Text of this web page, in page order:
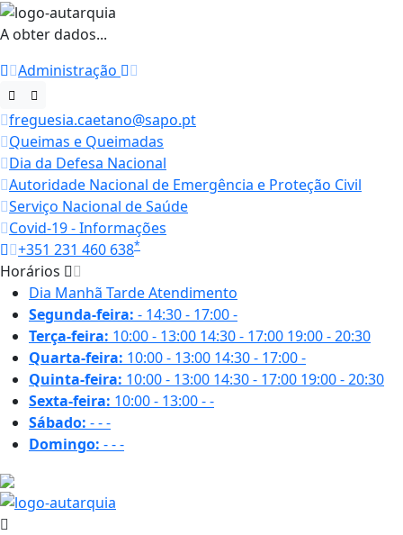
A obter dados...
Administração
freguesia.caetano@sapo.pt
Queimas e Queimadas
Dia da Defesa Nacional
Autoridade Nacional de Emergência e Proteção Civil
Serviço Nacional de Saúde
Covid-19 - Informações
+351 231 460 638*
Horários
Dia Manhã TardeAtendimento
Segunda-feira: - 14:30 - 17:00-
Terça-feira: 10:00 - 13:00 14:30 - 17:00 19:00 - 20:30
Quarta-feira: 10:00 - 13:00 14:30 - 17:00-
Quinta-feira: 10:00 - 13:00 14:30 - 17:00 19:00 - 20:30
Sexta-feira: 10:00 - 13:00--
Sábado: ---
Domingo: ---